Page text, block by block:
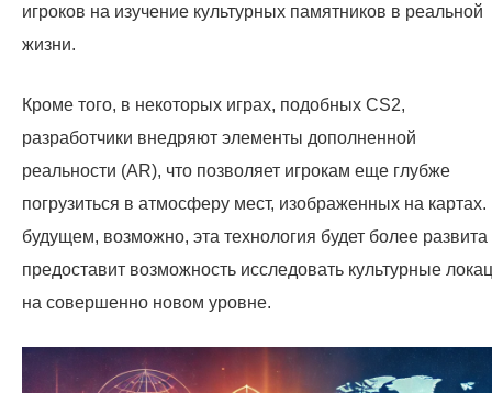
игроков на изучение культурных памятников в реальной
жизни.
Кроме того, в некоторых играх, подобных CS2,
разработчики внедряют элементы дополненной
реальности (AR), что позволяет игрокам еще глубже
погрузиться в атмосферу мест, изображенных на картах.
будущем, возможно, эта технология будет более развита
предоставит возможность исследовать культурные
на совершенно новом уровне.